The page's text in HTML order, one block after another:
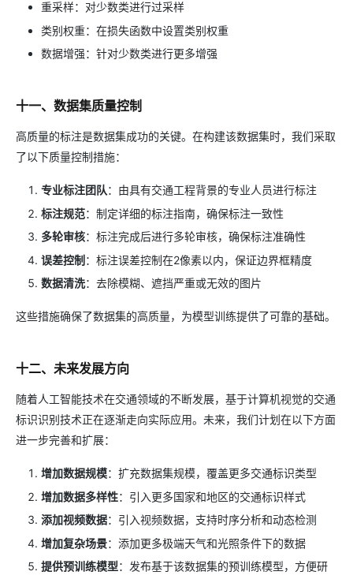
重采样：对少数类进行过采样
类别权重：在损失函数中设置类别权重
数据增强：针对少数类进行更多增强
十一、数据集质量控制
高质量的标注是数据集成功的关键。在构建该数据集时，我们采取
了以下质量控制措施：
专业标注团队：由具有交通工程背景的专业人员进行标注
标注规范：制定详细的标注指南，确保标注一致性
多轮审核：标注完成后进行多轮审核，确保标注准确性
误差控制 ：标注误差控制在2像素以内，保证边界框精度
数据清洗：去除模糊、遮挡严重或无效的图片
这些措施确保了数据集的高质量，为模型训练提供了可靠的基础。
十二、未来发展方向
随着人工智能技术在交通领域的不断发展，基于计算机视觉的交通
标识识别技术正在逐渐走向实际应用。未来，我们计划在以下方面
进一步完善和扩展：
增加数据规模：扩充数据集规模，覆盖更多交通标识类型
增加数据多样性：引入更多国家和地区的交通标识样式
添加视频数据：引入视频数据，支持时序分析和动态检测
增加复杂场景：添加更多极端天气和光照条件下的数据
提供预训练模型：发布基于该数据集的预训练模型，方便研